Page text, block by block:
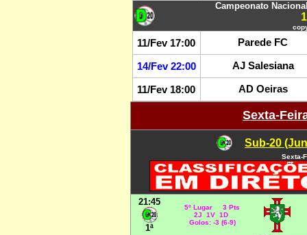
Campeonato
11/Fev 17:00 Parede FC
14/Fev 22:00 AJ Salesiana
11/Fev 18:00 AD Oeiras
Sexta-
Sub-20
Sexta-
21:45
1ª
5º Lugar 3 Pts
2J 1V 1D
Golos: -3 (6-9)